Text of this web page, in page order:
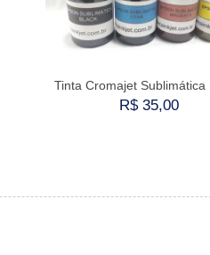
Tinta Cromajet Sublimática
R$ 35,00